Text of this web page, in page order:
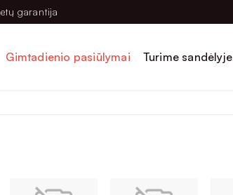
garantija
Gimtadienio pasiūlymai Turime sandėlyje